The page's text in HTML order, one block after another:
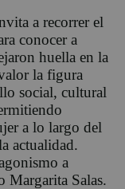
a recorrer el
conocer a
huella en la
la figura
social, cultural
a lo largo del
actualidad.
a
Margarita Salas.